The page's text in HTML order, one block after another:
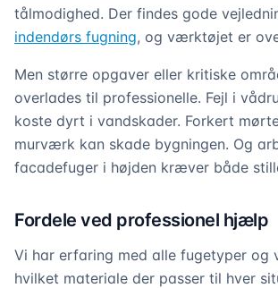
tålmodighed. Der findes gode
indendørs fugning, og værktøjet er
Men større opgaver eller kritiske
overlades til professionelle. Fejl i
koste dyrt i vandskader. Forkert
murværk kan skade bygningen. Og
facadefuger i højden kræver både
Fordele ved professionel hjælp
Vi har erfaring med alle fugetyper og
hvilket materiale der passer til hver